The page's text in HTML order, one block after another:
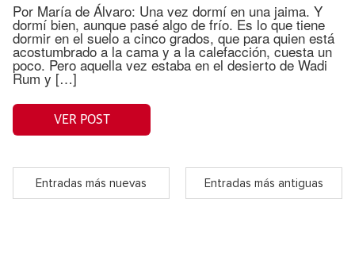
Por María de Álvaro: Una vez dormí en una jaima. Y
dormí bien, aunque pasé algo de frío. Es lo que tiene
dormir en el suelo a cinco grados, que para quien está
acostumbrado a la cama y a la calefacción, cuesta un
poco. Pero aquella vez estaba en el desierto de Wadi
Rum y […]
VER POST
Entradas más nuevas Entradas más antiguas